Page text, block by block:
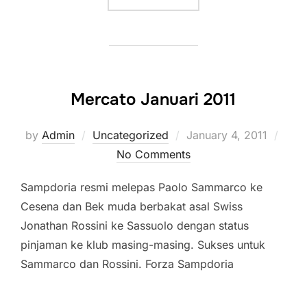
Mercato Januari 2011
by Admin Uncategorized
Posted
on
January 4, 2011
No Comments
Sampdoria resmi melepas Paolo Sammarco ke
Cesena dan Bek muda berbakat asal Swiss
Jonathan Rossini ke Sassuolo dengan status
pinjaman ke klub masing-masing. Sukses untuk
Sammarco dan Rossini. Forza Sampdoria